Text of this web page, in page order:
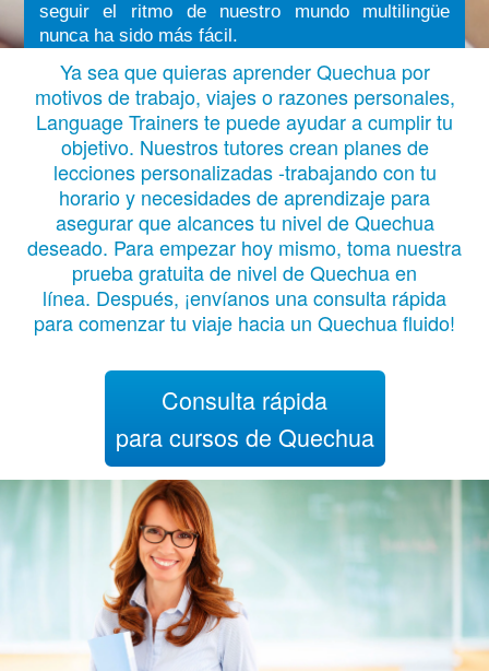
seguir el ritmo de nuestro mundo multilingüe
nunca ha sido más fácil.
Ya sea que quieras aprender Quechua por
motivos de trabajo, viajes o razones personales,
Language Trainers te puede ayudar a cumplir tu
objetivo. Nuestros tutores crean planes de
lecciones personalizadas -trabajando con tu
horario y necesidades de aprendizaje para
asegurar que alcances tu nivel de Quechua
deseado. Para empezar hoy mismo, toma nuestra
prueba gratuita de nivel de Quechua en
línea. Después, ¡envíanos una consulta rápida
para comenzar tu viaje hacia un Quechua fluido!
Consulta rápida
para cursos de Quechua